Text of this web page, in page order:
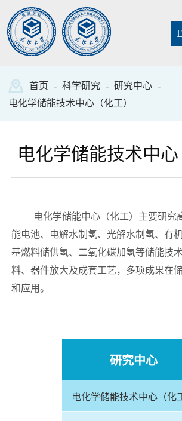
首页 - 科学研究 - 研究中心 -
电化学储能技术中心（化工）
电化学储能技术中心
电化学储能中心（化工）主要研究
能电池、电解水制氢、光解水制氢、有
基燃料储供氢、二氧化碳加氢等储能技
料、器件放大及成套工艺，多项成果在
和应用。
研究中心
电化学储能技术中心（化